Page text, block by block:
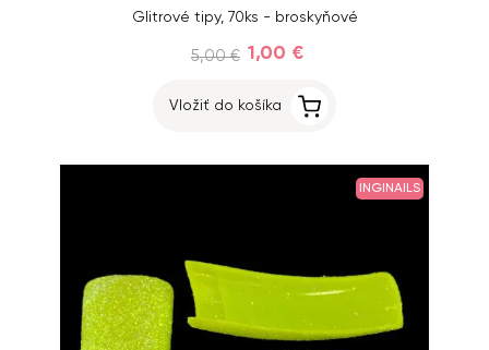
Glitrové tipy, 70ks - broskyňové
5,00 € 1,00 €
Vložiť do košíka
INGINAILS